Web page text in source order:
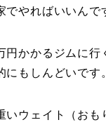
でやればいいんで
円かかるジムに行
もしんどいです
いウェイト（おも